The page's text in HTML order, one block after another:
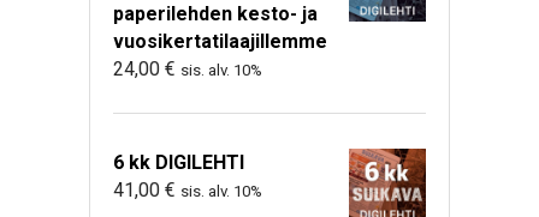
paperilehden kesto- ja
vuosikertatilaajillemme
24,00 € sis. alv. 10%
6 kk DIGILEHTI
41,00 € sis. alv. 10%